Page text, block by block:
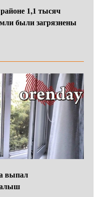
1,1 тысяч
были загрязнены
выпал